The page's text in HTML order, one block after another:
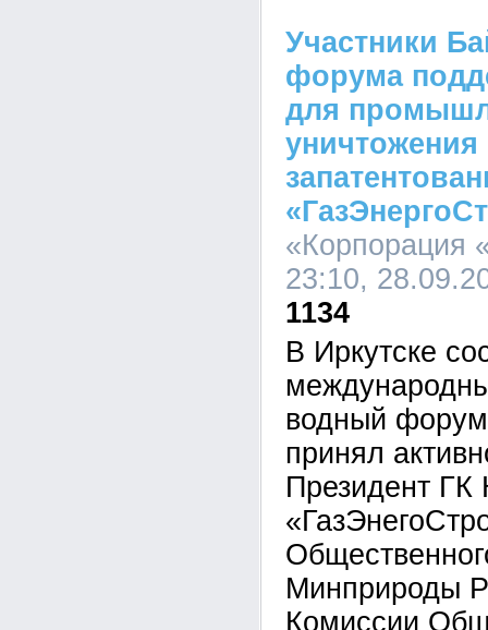
Участники
форума
для
«Корпорация
23:10,
1134
В Иркутске
водный
принял
Президент ГК
Минприроды
Комиссии